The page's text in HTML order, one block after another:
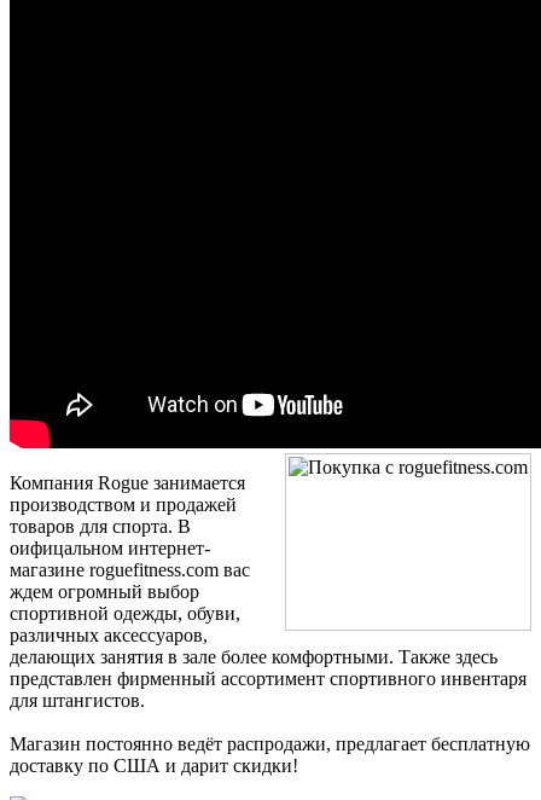
Компания Rogue занимается
производством и продажей
товаров для спорта. В
оифицальном интернет-
магазине roguefitness.com вас
ждем огромный выбор
спортивной одежды, обуви,
различных аксессуаров,
делающих занятия в зале более комфортными. Также здесь
представлен фирменный ассортимент спортивного инвентаря
для штангистов.
Магазин постоянно ведёт распродажи, предлагает бесплатную
доставку по США и дарит скидки!